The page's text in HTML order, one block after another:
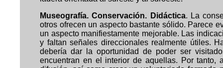
Museografía. Conservación. Didáctica. La
otros ofrecen un aspecto bastante sólido. Parece
un aspecto manifiestamente mejorable. Las
y faltan señales direccionales realmente útiles.
debería dar la oportunidad de poder ser
encuentran en el interior de aquellas. Por tanto,